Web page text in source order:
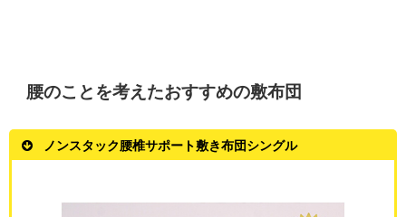
腰のことを考えたおすすめの敷布団
ノンスタック腰椎サポート敷き布団シングル